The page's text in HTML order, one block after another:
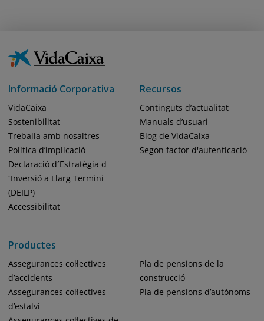
Informació Corporativa
VidaCaixa
Sostenibilitat
Treballa amb nosaltres
Política d’implicació
Declaració d´Estratègia d
´Inversió a Llarg Termini
(DEILP)
Accessibilitat
Productes
Assegurances col·lectives
d’accidents
Assegurances col·lectives
d’estalvi
Pla de pensions de la
construcció
Pla de pensions d’autònoms
Recursos
Continguts d’actualitat
Manuals d’usuari
Blog de VidaCaixa
Segon factor d'autenticació